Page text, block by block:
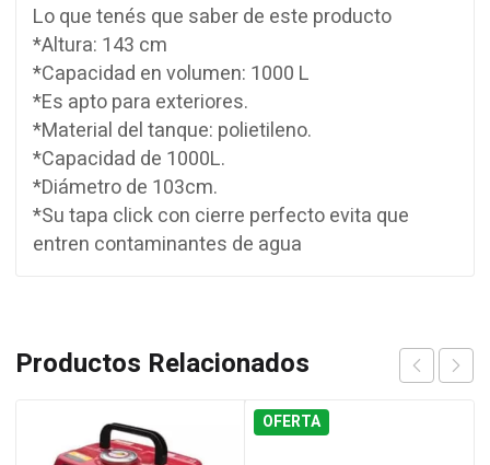
Lo que tenés que saber de este producto
*Altura: 143 cm
*Capacidad en volumen: 1000 L
*Es apto para exteriores.
*Material del tanque: polietileno.
*Capacidad de 1000L.
*Diámetro de 103cm.
*Su tapa click con cierre perfecto evita que
entren contaminantes de agua
Productos Relacionados
OFERTA